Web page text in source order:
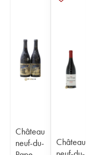
Château
neuf-du-
Château